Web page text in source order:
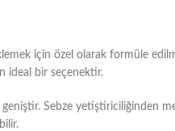
için özel olarak formüle
ideal bir seçenektir.
Sebze yetiştiriciliğinden